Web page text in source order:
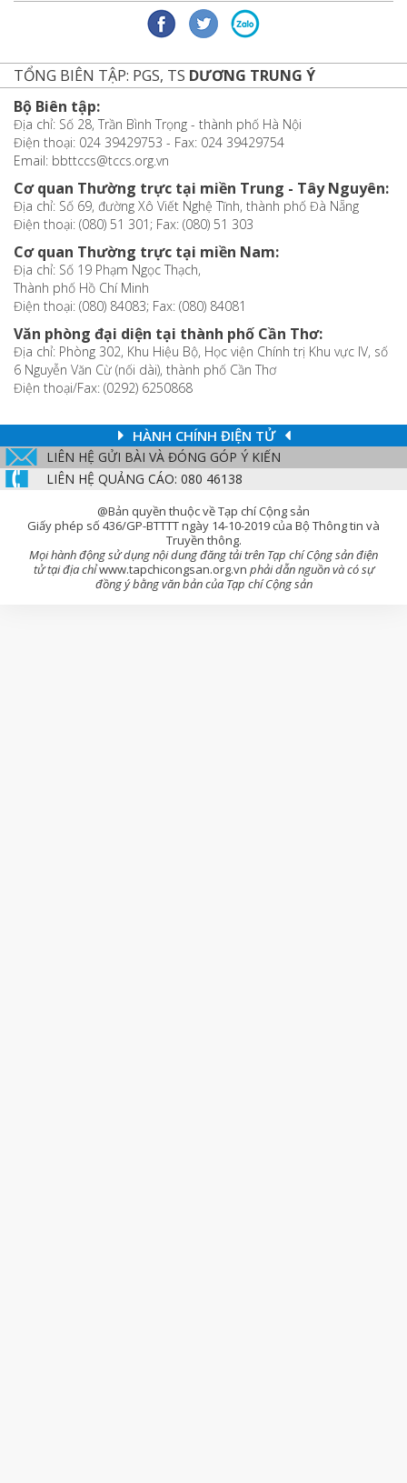
TỔNG BIÊN TẬP: PGS, TS DƯƠNG TRUNG Ý
Bộ Biên tập:
Địa chỉ: Số 28, Trần Bình Trọng - thành phố Hà Nội
Điện thoại: 024 39429753 - Fax: 024 39429754
Email: bbttccs@tccs.org.vn
Cơ quan Thường trực tại miền Trung - Tây Nguyên:
Địa chỉ: Số 69, đường Xô Viết Nghệ Tĩnh, thành phố Đà Nẵng
Điện thoại: (080) 51 301; Fax: (080) 51 303
Cơ quan Thường trực tại miền Nam:
Địa chỉ: Số 19 Phạm Ngọc Thạch,
Thành phố Hồ Chí Minh
Điện thoại: (080) 84083; Fax: (080) 84081
Văn phòng đại diện tại thành phố Cần Thơ:
Địa chỉ: Phòng 302, Khu Hiệu Bộ, Học viện Chính trị Khu vực IV, số
6 Nguyễn Văn Cừ (nối dài), thành phố Cần Thơ
Điện thoại/Fax: (0292) 6250868
HÀNH CHÍNH ĐIỆN TỬ
LIÊN HỆ GỬI BÀI VÀ ĐÓNG GÓP Ý KIẾN
LIÊN HỆ QUẢNG CÁO: 080 46138
@Bản quyền thuộc về Tạp chí Cộng sản
Giấy phép số 436/GP-BTTTT ngày 14-10-2019 của Bộ Thông tin và
Truyền thông.
Mọi hành động sử dụng nội dung đăng tải trên Tạp chí Cộng sản điện
tử tại địa chỉwww.tapchicongsan.org.vn phải dẫn nguồn và có sự
đồng ý bằng văn bản của Tạp chí Cộng sản